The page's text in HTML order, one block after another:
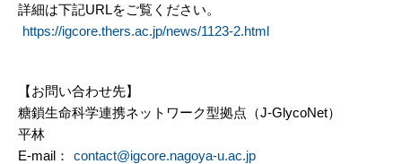
詳細は下記URLをご覧ください。
https://igcore.thers.ac.jp/news/1123-2.html
【お問い合わせ先】
糖鎖生命科学連携ネットワーク型拠点（J-GlycoNet）
平林
E-mail：
contact@igcore.nagoya-u.ac.jp